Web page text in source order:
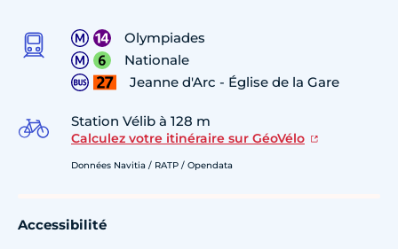
Olympiades
Nationale
Jeanne d'Arc - Église de la Gare
Station Vélib à 128 m
Calculez votre itinéraire sur GéoVélo
Données Navitia / RATP / Opendata
Accessibilité